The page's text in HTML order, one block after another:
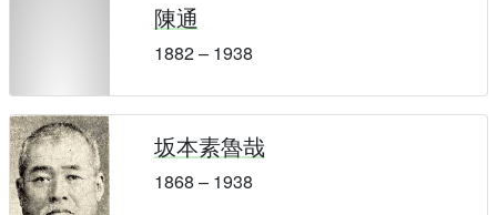
陳通
1882 – 1938
坂本素魯哉
1868 – 1938